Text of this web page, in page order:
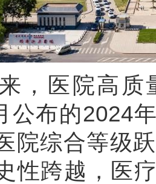
医院高质
公布的2024
院综合等级
性跨越，医